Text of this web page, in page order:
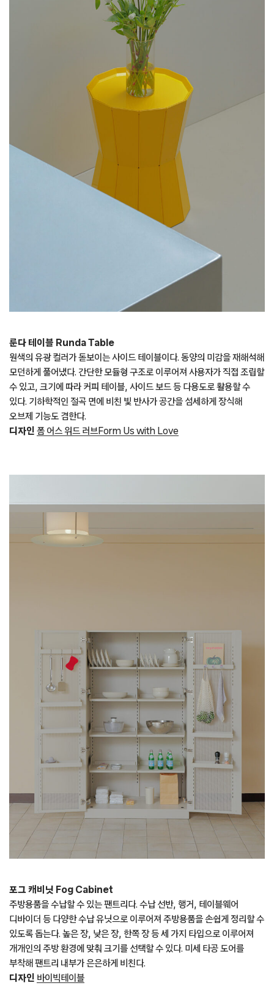
룬다 테이블 Runda Table
원색의 유광 컬러가 돋보이는 사이드 테이블이다. 동양의 미감을 재해석해
모던하게 풀어냈다. 간단한 모듈형 구조로 이루어져 사용자가 직접 조립할
수 있고, 크기에 따라 커피 테이블, 사이드 보드 등 다용도로 활용할 수
있다. 기하학적인 절곡 면에 비친 빛 반사가 공간을 섬세하게 장식해
오브제 기능도 겸한다.
디자인 폼 어스 위드 러브Form Us with Love
포그 캐비닛 Fog Cabinet
주방용품을 수납할 수 있는 팬트리다. 수납 선반, 행거, 테이블웨어
디바이더 등 다양한 수납 유닛으로 이루어져 주방용품을 손쉽게 정리할 수
있도록 돕는다. 높은 장, 낮은 장, 한쪽 장 등 세 가지 타입으로 이루어져
개개인의 주방 환경에 맞춰 크기를 선택할 수 있다. 미세 타공 도어를
부착해 팬트리 내부가 은은하게 비친다.
디자인 바이빅테이블